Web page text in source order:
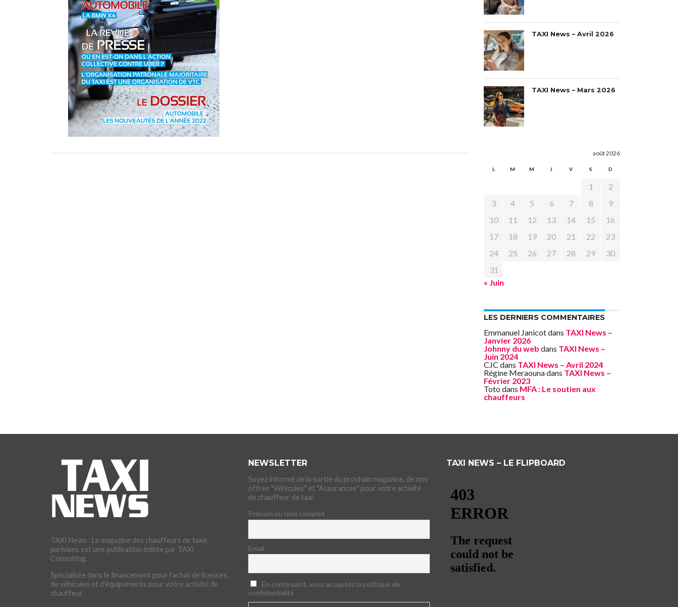
TAXI News – Avril 2026
TAXI News – Mars 2026
août 2026
L M M J V S D
1
2
3
4 5 6 7 8
9
10
11 12 13 14 15
16
17
18 19 20 21 22
23
24
25 26 27 28 29
30
31
« Juin
LES DERNIERS COMMENTAIRES
Emmanuel Janicotdans TAXI News –
Janvier 2026
Johnny du web dans TAXI News –
Juin 2024
CJC dans TAXI News – Avril 2024
Régine Meraounadans TAXI News –
Février 2023
Toto dans MFA : Le soutien aux
chauffeurs
TAXI News : Le magazine des chauffeurs de taxis
parisiens est une publication éditée par TAXI
Consulting.
Spécialisée dans le financement pour l'achat de licences,
de véhicules et d'équipements pour votre activité de
chauffeur.
NEWSLETTER
Soyez informé de la sortie du prochain magazine, de nos
offres "Véhicules" et "Assurances" pour votre activité
de chauffeur de taxi.
Prénom ou nom complet
Email
En continuant, vous acceptez la politique de
confidentialité
TAXI NEWS – LE FLIPBOARD